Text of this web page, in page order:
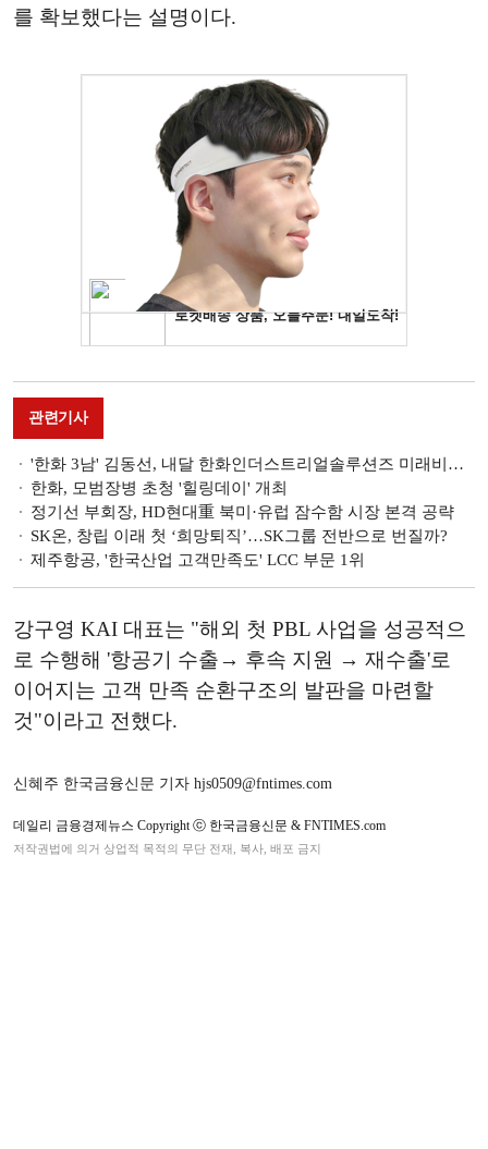
를 확보했다는 설명이다.
관련기사
'한화 3남' 김동선, 내달 한화인더스트리얼솔루션즈 미래비전총괄 합류
한화, 모범장병 초청 '힐링데이' 개최
정기선 부회장, HD현대重 북미·유럽 잠수함 시장 본격 공략
SK온, 창립 이래 첫 ‘희망퇴직’…SK그룹 전반으로 번질까?
제주항공, '한국산업 고객만족도' LCC 부문 1위
강구영 KAI 대표는 "해외 첫 PBL 사업을 성공적으
로 수행해 '항공기 수출→ 후속 지원 → 재수출'로
이어지는 고객 만족 순환구조의 발판을 마련할
것"이라고 전했다.
신혜주 한국금융신문 기자 hjs0509@fntimes.com
데일리 금융경제뉴스 Copyright ⓒ 한국금융신문 & FNTIMES.com
저작권법에 의거 상업적 목적의 무단 전재, 복사, 배포 금지